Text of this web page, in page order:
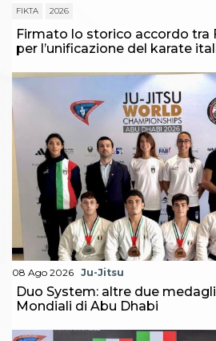
FIKTA 2026
Firmato lo storico accordo tra
per l’unificazione del karate
08 Ago 2026 Ju-Jitsu
Duo System: altre due
Mondiali di Abu Dhabi